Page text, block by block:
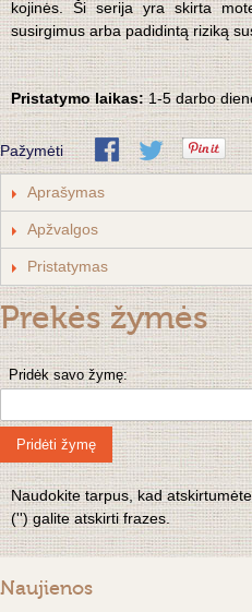
kojinės. Ši serija yra skirta
susirgimus arba padidintą riziką
Pristatymo laikas:1-5 darbo
Pažymėti
Aprašymas
Apžvalgos
Pristatymas
Prekės žymės
Pridėk savo žymę:
Pridėti žymę
Naudokite tarpus, kad
('') galite atskirti frazes.
Naujienos